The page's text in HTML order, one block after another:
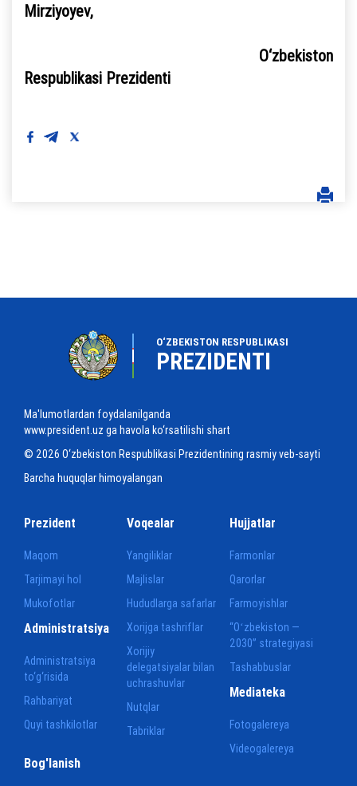
Mirziyoyev,
O‘zbekiston
Respublikasi Prezidenti
O‘ZBEKISTON RESPUBLIKASI
PREZIDENTI
Ma'lumotlardan foydalanilganda
www.president.uz ga havola ko‘rsatilishi shart
© 2026 O‘zbekiston Respublikasi Prezidentining rasmiy veb-sayti
Barcha huquqlar himoyalangan
Prezident
Maqom
Tarjimayi hol
Mukofotlar
Voqealar
Yangiliklar
Majlislar
Hududlarga safarlar
Xorijga tashriflar
Xorijiy
delegatsiyalar bilan
uchrashuvlar
Nutqlar
Tabriklar
Hujjatlar
Farmonlar
Qarorlar
Farmoyishlar
“Oʻzbekiston —
2030” strategiyasi
Tashabbuslar
Administratsiya
Administratsiya
to‘g‘risida
Rahbariyat
Quyi tashkilotlar
Mediateka
Fotogalereya
Videogalereya
Bog'lanish